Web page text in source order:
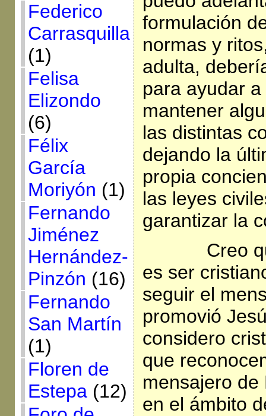
Federico
Carrasquilla
(1)
Felisa
Elizondo
(6)
Félix
García
Moriyón (1)
Fernando
Jiménez
Hernández-
Pinzón (16)
Fernando
San Martín
(1)
Floren de
Estepa(12)
formulación
normas y
adulta,
para ayudar
mantener
las distintas
dejando la
propia
las leyes
garantizar la
Creo
es ser
seguir el
promovió
considero
que
mensajero de
en el ámbito